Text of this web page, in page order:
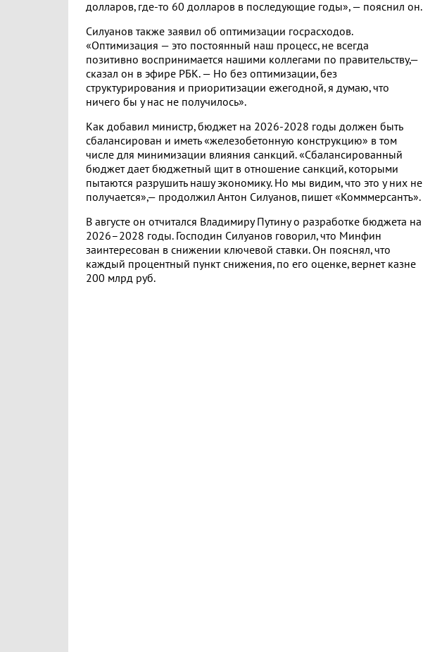
долларов, где-то 60 долларов в последующие годы», — пояснил он.
Силуанов также заявил об оптимизации госрасходов.
«Оптимизация — это постоянный наш процесс, не всегда
позитивно воспринимается нашими коллегами по правительству,—
сказал он в эфире РБК. — Но без оптимизации, без
структурирования и приоритизации ежегодной, я думаю, что
ничего бы у нас не получилось».
Как добавил министр, бюджет на 2026-2028 годы должен быть
сбалансирован и иметь «железобетонную конструкцию» в том
числе для минимизации влияния санкций. «Сбалансированный
бюджет дает бюджетный щит в отношение санкций, которыми
пытаются разрушить нашу экономику. Но мы видим, что это у них не
получается»,— продолжил Антон Силуанов, пишет «Комммерсантъ».
В августе он отчитался Владимиру Путину о разработке бюджета на
2026–2028 годы. Господин Силуанов говорил, что Минфин
заинтересован в снижении ключевой ставки. Он пояснял, что
каждый процентный пункт снижения, по его оценке, вернет казне
200 млрд руб.